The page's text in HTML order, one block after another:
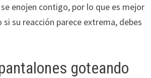
enojen contigo, por lo que es mejor
si su reacción parece extrema, debes
goteando